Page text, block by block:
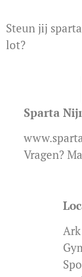
Steun jij
lot?
Sparta
Vragen?